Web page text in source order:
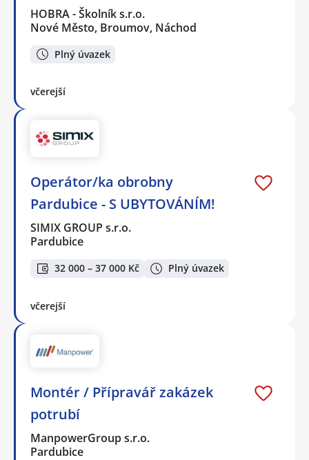
HOBRA - Školník s.r.o.
Nové Město, Broumov, Náchod
Plný úvazek
včerejší
Operátor/ka obrobny
Pardubice - S UBYTOVÁNÍM!
SIMIX GROUP s.r.o.
Pardubice
32 000 – 37 000 Kč Plný úvazek
včerejší
Montér / Přípravář zakázek
potrubí
ManpowerGroup s.r.o.
Pardubice